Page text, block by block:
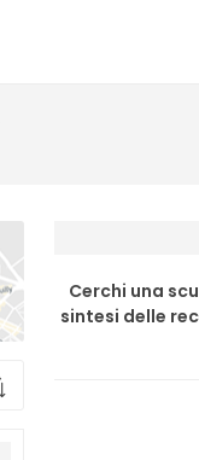
Cerchi una
sintesi delle